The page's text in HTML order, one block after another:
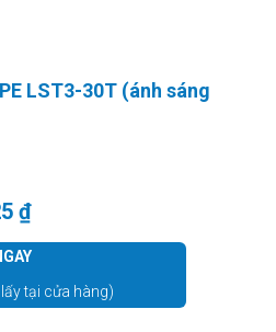
LST3-30T (ánh sáng
1.496.700 ₫.
₫Giá hiện tại là: 1.122.525
tại cửa hàng)